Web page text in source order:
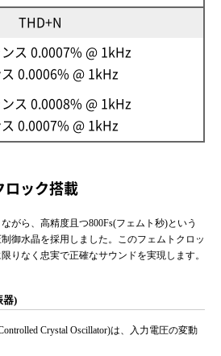
THD+N
ス 0.0007% @ 1kHz
0.0006% @ 1kHz
ス 0.0008% @ 1kHz
0.0007% @ 1kHz
ロック搭載
がら、高精度且つ800Fs(フェムト秒)という
御水晶を採用しました。このフェムトクロッ
りなく忠実で正確なサウンドを実現します。
器)
Crystal Oscillator)は、入力電圧の変動